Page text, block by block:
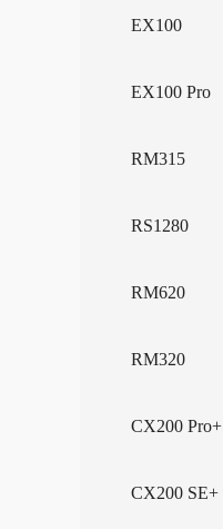
EX100
EX100 Pro
RM315
RS1280
RM620
RM320
CX200 Pro+
CX200 SE+